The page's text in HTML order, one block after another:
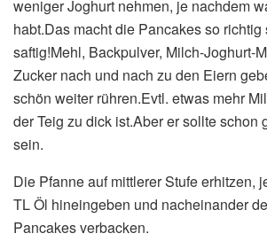
weniger Joghurt nehmen, je nachdem
habt.Das macht die Pancakes so
saftig!Mehl, Backpulver, Milch-Joghurt-
Zucker nach und nach zu den Eiern
schön weiter rühren.Evtl. etwas mehr
der Teig zu dick ist.Aber er sollte schon
sein.
Die Pfanne auf mittlerer Stufe erhitzen,
TL Öl hineingeben und nacheinander
Pancakes verbacken.